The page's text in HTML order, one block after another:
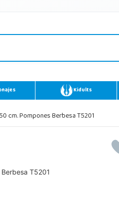
Kidults
cm. Pompones Berbesa T5201